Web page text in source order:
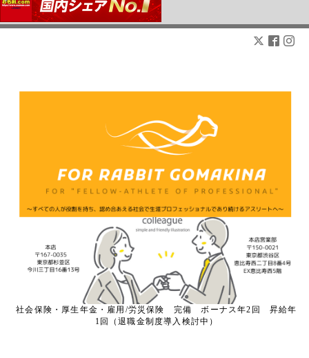
社会保険・厚生年金・雇用/労災保険 完備 ボーナス年2回 昇給年
1回（退職金制度導入検討中）